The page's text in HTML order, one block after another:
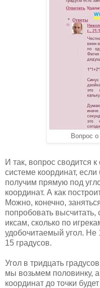
Вопрос о
И так, вопрос сводится
системе координат,
получим прямую под
координат. А как
Можно, конечно,
попробовать высчитать,
иксам, сколько по
удобочитаемый угол. Не
15 градусов.
Угол в тридцать
мы возьмем половинку,
координат до точки